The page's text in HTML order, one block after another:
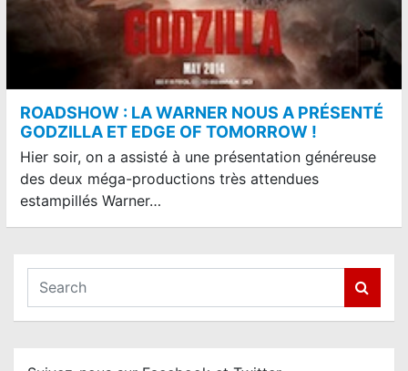
ROADSHOW : LA WARNER NOUS A PRÉSENTÉ
GODZILLA ET EDGE OF TOMORROW !
Hier soir, on a assisté à une présentation généreuse
des deux méga-productions très attendues
estampillés Warner…
a
c